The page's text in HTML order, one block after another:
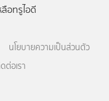
อทรูไอดี
นโยบายความเป็นส่วนตัว
ต่อเรา